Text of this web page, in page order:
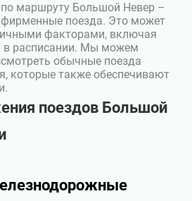
маршруту Большой Невер –
фирменные поезда. Это может
факторами, включая
в расписании. Мы можем
обычные поезда
которые также обеспечивают
поездов Большой